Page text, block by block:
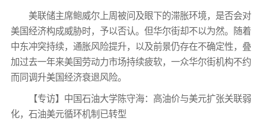
美联储主席鲍威尔上周被问及眼下的滞胀环境，是否会对
美国经济构成威胁时，予以否认。但华尔街却不以为然。随着
中东冲突持续，通胀风险提升，以及前景仍存在不确定性，叠
加过去一年来美国劳动力市场持续疲软，一众华尔街机构不约
而同调升美国经济衰退风险。
【专访】中国石油大学陈守海：高油价与美元扩张关联弱
化，石油美元循环机制已转型